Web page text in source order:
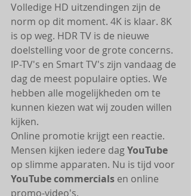
Volledige HD uitzendingen zijn de
norm op dit moment. 4K is klaar. 8K
is op weg. HDR TV is de nieuwe
doelstelling voor de grote concerns.
IP-TV's en Smart TV's zijn vandaag de
dag de meest populaire opties. We
hebben alle mogelijkheden om te
kunnen kiezen wat wij zouden willen
kijken.
Online promotie krijgt een reactie.
Mensen kijken iedere dag YouTube
op slimme apparaten. Nu is tijd voor
YouTube commercials en online
promo-video's.